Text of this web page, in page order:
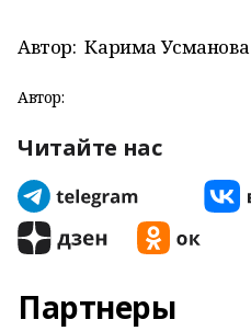
Автор: Карима Усманова
Автор:
Читайте нас
Партнеры